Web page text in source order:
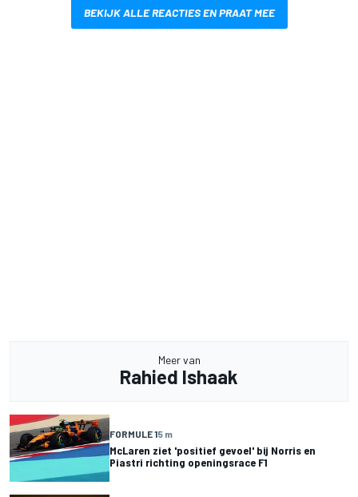
BEKIJK ALLE REACTIES EN PRAAT MEE
Meer van
Rahied Ishaak
FORMULE 15 m
McLaren ziet 'positief gevoel' bij Norris en
Piastri richting openingsrace F1